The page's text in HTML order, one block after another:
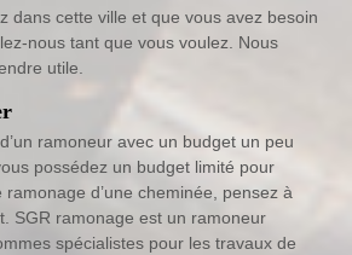
dans cette ville et que vous avez besoin
nous tant que vous voulez. Nous
utile.
ramoneur avec un budget un peu
possédez un budget limité pour
d’une cheminée, pensez à
SGR ramonage est un ramoneur
spécialistes pour les travaux de